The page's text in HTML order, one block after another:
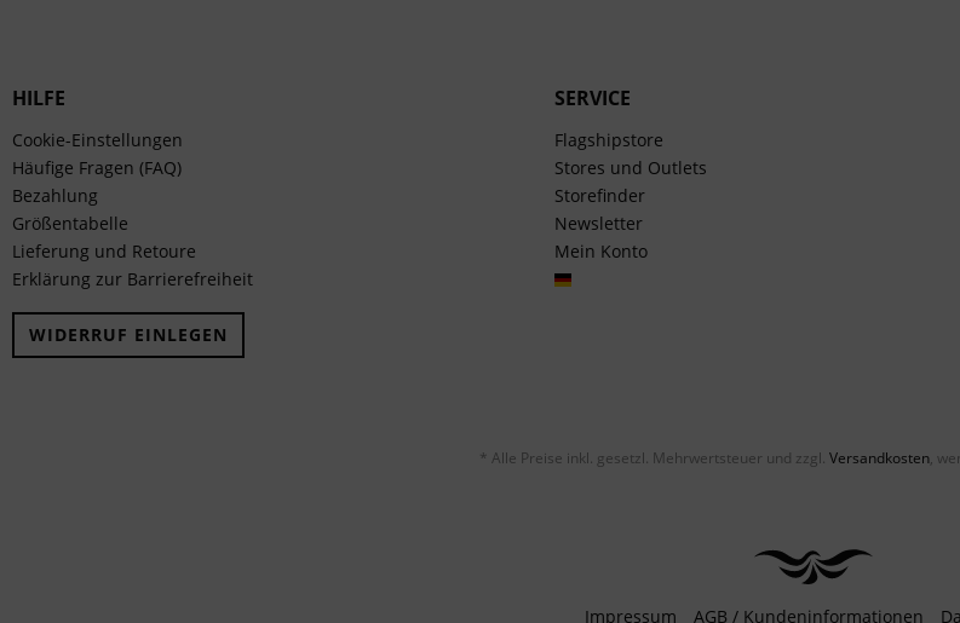
HILFE
Cookie-Einstellungen
Häufige Fragen (FAQ)
Bezahlung
Größentabelle
Lieferung und Retoure
Erklärung zur Barrierefreiheit
WIDERRUF EINLEGEN
SERVICE
Flagshipstore
Stores und Outlets
Storefinder
Newsletter
Mein Konto
* Alle Preise inkl. gesetzl. Mehrwertsteuer und zzgl. Versandkosten,
Impressum AGB / Kundeninformationen